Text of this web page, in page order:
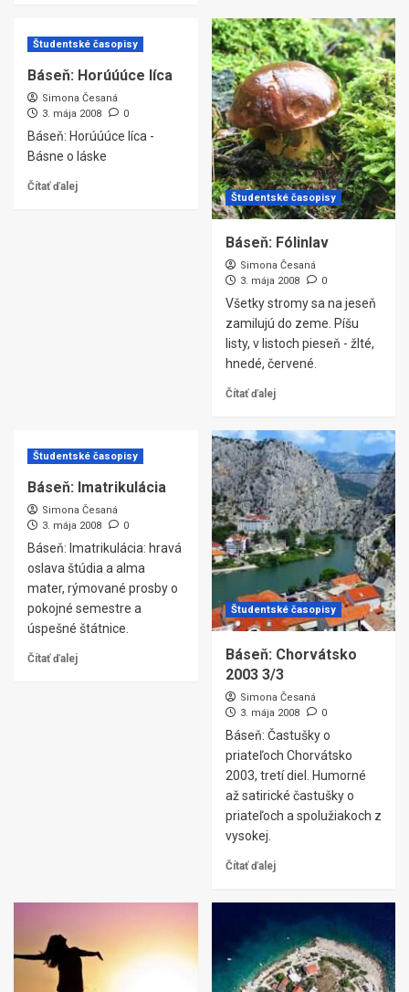
Študentské časopisy
Báseň: Horúúúce líca
Simona Česaná
3. mája 2008
0
Báseň: Horúúúce líca -
Básne o láske
Čítať ďalej
Študentské časopisy
Báseň: Fólinlav
Simona Česaná
3. mája 2008
0
Všetky stromy sa na jeseň
zamilujú do zeme. Píšu
listy, v listoch pieseň - žlté,
hnedé, červené.
Čítať ďalej
Študentské časopisy
Báseň: Imatrikulácia
Simona Česaná
3. mája 2008
0
Báseň: Imatrikulácia: hravá
oslava štúdia a alma
mater, rýmované prosby o
pokojné semestre a
úspešné štátnice.
Čítať ďalej
Študentské časopisy
Báseň: Chorvátsko
2003 3/3
Simona Česaná
3. mája 2008
0
Báseň: Častušky o
priateľoch Chorvátsko
2003, tretí diel. Humorné
až satirické častušky o
priateľoch a spolužiakoch z
vysokej.
Čítať ďalej